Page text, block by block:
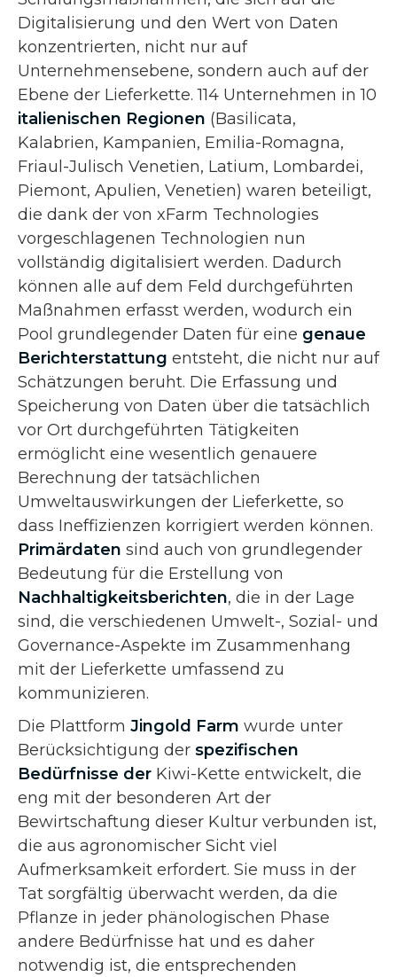
Digitalisierung und den Wert von Daten
konzentrierten, nicht nur auf
Unternehmensebene, sondern auch auf der
Ebene der Lieferkette. 114 Unternehmen in 10
italienischen Regionen (Basilicata,
Kalabrien, Kampanien, Emilia-Romagna,
Friaul-Julisch Venetien, Latium, Lombardei,
Piemont, Apulien, Venetien) waren beteiligt,
die dank der von xFarm Technologies
vorgeschlagenen Technologien nun
vollständig digitalisiert werden. Dadurch
können alle auf dem Feld durchgeführten
Maßnahmen erfasst werden, wodurch ein
Pool grundlegender Daten für eine genaue
Berichterstattung entsteht, die nicht nur auf
Schätzungen beruht. Die Erfassung und
Speicherung von Daten über die tatsächlich
vor Ort durchgeführten Tätigkeiten
ermöglicht eine wesentlich genauere
Berechnung der tatsächlichen
Umweltauswirkungen der Lieferkette, so
dass Ineffizienzen korrigiert werden können.
Primärdaten sind auch von grundlegender
Bedeutung für die Erstellung von
Nachhaltigkeitsberichten, die in der Lage
sind, die verschiedenen Umwelt-, Sozial- und
Governance-Aspekte im Zusammenhang
mit der Lieferkette umfassend zu
kommunizieren.
Die Plattform Jingold Farm wurde unter
Berücksichtigung der spezifischen
Bedürfnisse der Kiwi-Kette entwickelt, die
eng mit der besonderen Art der
Bewirtschaftung dieser Kultur verbunden ist,
die aus agronomischer Sicht viel
Aufmerksamkeit erfordert. Sie muss in der
Tat sorgfältig überwacht werden, da die
Pflanze in jeder phänologischen Phase
andere Bedürfnisse hat und es daher
notwendig ist, die entsprechenden